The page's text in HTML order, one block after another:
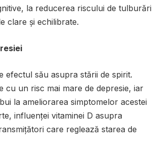
la reducerea riscului de tulburări
clare și echilibrate.
efectul său asupra stării de spirit.
cu un risc mai mare de depresie, iar
la ameliorarea simptomelor acestei
influenței vitaminei D asupra
care reglează starea de